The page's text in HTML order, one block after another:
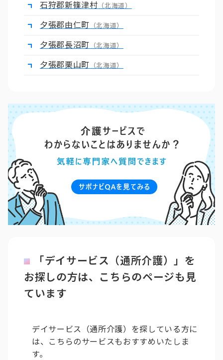
石狩郡新篠津村 （北海道）
夕張郡由仁町 （北海道）
夕張郡長沼町 （北海道）
夕張郡栗山町 （北海道）
「デイサービス（通所介護）」を
お探しの方は、こちらのページも見
ています
デイサービス（通所介護）を探している方に
は、こちらのサービスもおすすめいたしま
す。